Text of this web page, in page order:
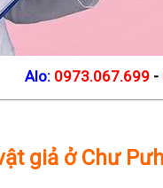
Alo: 0973.067.699 -
giả ở Chư